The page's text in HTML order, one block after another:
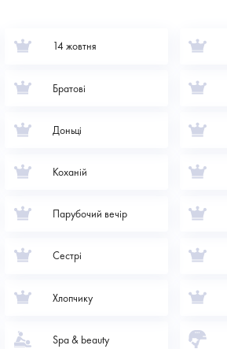
14 жовтня
Братові
Доньці
Коханій
Парубочий вечір
Сестрі
Хлопчику
Spa & beauty